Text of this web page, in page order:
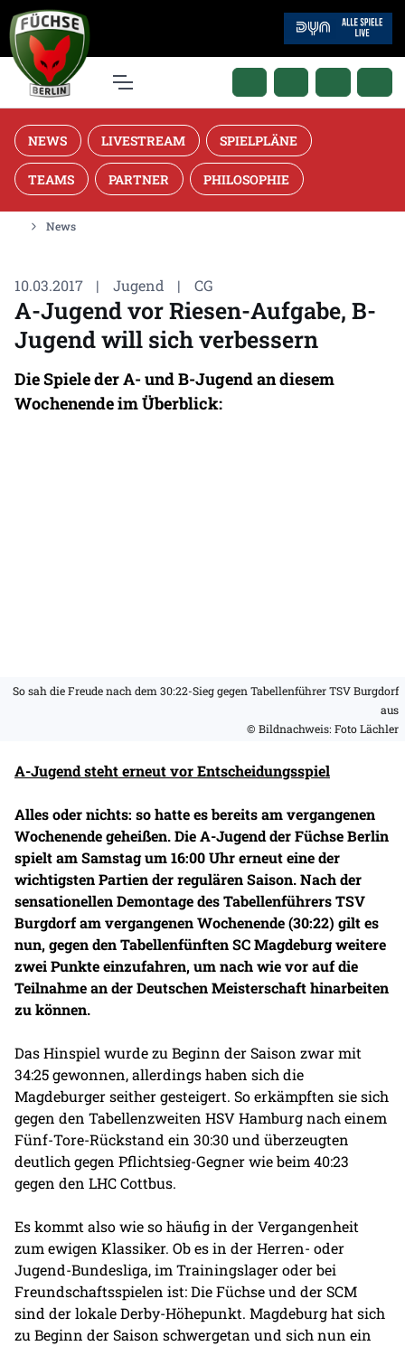
NEWS LIVESTREAM SPIELPLÄNE
TEAMS PARTNER PHILOSOPHIE
News
10.03.2017 | Jugend | CG
A-Jugend vor Riesen-Aufgabe, B-
Jugend will sich verbessern
Die Spiele der A- und B-Jugend an diesem
Wochenende im Überblick:
So sah die Freude nach dem 30:22-Sieg gegen Tabellenführer TSV Burgdorf
aus
© Bildnachweis: Foto Lächler
A-Jugend steht erneut vor Entscheidungsspiel
Alles oder nichts: so hatte es bereits am vergangenen
Wochenende geheißen. Die A-Jugend der Füchse Berlin
spielt am Samstag um 16:00 Uhr erneut eine der
wichtigsten Partien der regulären Saison. Nach der
sensationellen Demontage des Tabellenführers TSV
Burgdorf am vergangenen Wochenende (30:22) gilt es
nun, gegen den Tabellenfünften SC Magdeburg weitere
zwei Punkte einzufahren, um nach wie vor auf die
Teilnahme an der Deutschen Meisterschaft hinarbeiten
zu können.
Das Hinspiel wurde zu Beginn der Saison zwar mit
34:25 gewonnen, allerdings haben sich die
Magdeburger seither gesteigert. So erkämpften sie sich
gegen den Tabellenzweiten HSV Hamburg nach einem
Fünf-Tore-Rückstand ein 30:30 und überzeugten
deutlich gegen Pflichtsieg-Gegner wie beim 40:23
gegen den LHC Cottbus.
Es kommt also wie so häufig in der Vergangenheit
zum ewigen Klassiker. Ob es in der Herren- oder
Jugend-Bundesliga, im Trainingslager oder bei
Freundschaftsspielen ist: Die Füchse und der SCM
sind der lokale Derby-Höhepunkt. Magdeburg hat sich
zu Beginn der Saison schwergetan und sich nun ein